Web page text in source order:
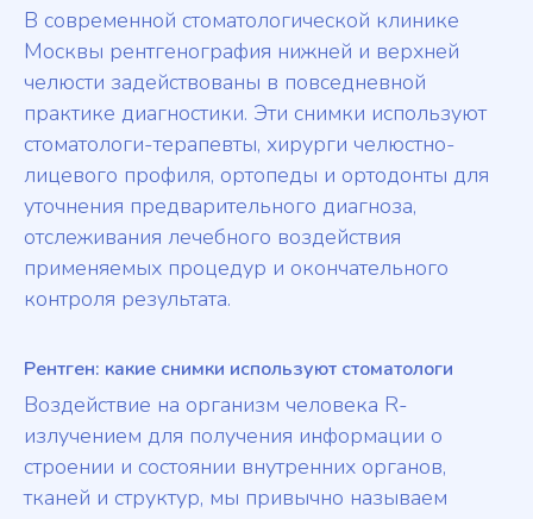
В современной стоматологической клинике
Москвы рентгенография нижней и верхней
челюсти задействованы в повседневной
практике диагностики. Эти снимки используют
стоматологи-терапевты, хирурги челюстно-
лицевого профиля, ортопеды и ортодонты для
уточнения предварительного диагноза,
отслеживания лечебного воздействия
применяемых процедур и окончательного
контроля результата.
Рентген: какие снимки используют стоматологи
Воздействие на организм человека R-
излучением для получения информации о
строении и состоянии внутренних органов,
тканей и структур, мы привычно называем